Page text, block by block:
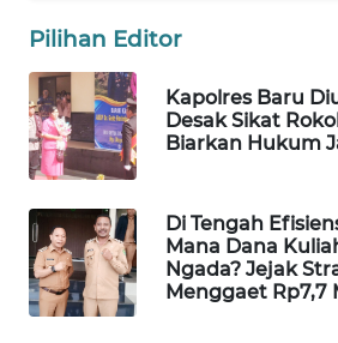
Pilihan Editor
Kapolres Baru
Desak Sikat
Biarkan Hukum
Di Tengah
Mana Dana
Ngada? Jejak
Menggaet Rp7,7
WAHANA
SPORT
WAHANA
UMKM
WAHANA
SELEB
WAHANA